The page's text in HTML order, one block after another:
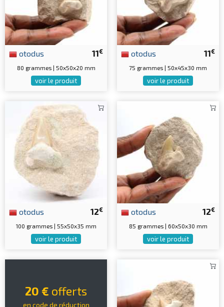
11€
otodus
80 grammes | 50x50x20 mm
voir le produit
11€
otodus
75 grammes | 50x45x30 mm
voir le produit
12€
otodus
100 grammes | 55x50x35 mm
voir le produit
12€
otodus
85 grammes | 60x50x30 mm
voir le produit
20 € offerts
en code de réduction